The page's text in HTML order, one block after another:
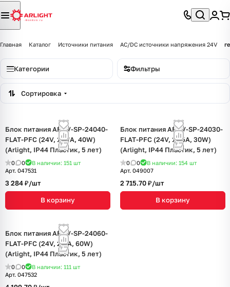
Главная Каталог Источники питания AC/DC источники напряжения 24V
Категории Фильтры
Сортировка
Блок питания ARPV-SP-24040-
FLAT-PFC (24V, 1.67A, 40W)
(Arlight, IP44 Пластик, 5 лет)
0 0 В наличии: 151 шт
Арт. 047531
3 284 ₽/шт
В корзину
Блок питания ARPV-SP-24030-
FLAT-PFC (24V, 1.25A, 30W)
(Arlight, IP44 Пластик, 5 лет)
0 0 В наличии: 154 шт
Арт. 049007
2 715.70 ₽/шт
В корзину
Блок питания ARPV-SP-24060-
FLAT-PFC (24V, 2.5A, 60W)
(Arlight, IP44 Пластик, 5 лет)
0 0 В наличии: 111 шт
Арт. 047532